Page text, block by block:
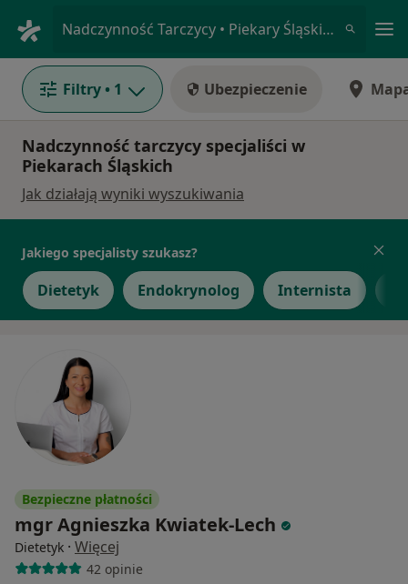
Nadczynność Tarczycy • Piekary Śląskie, śląskie
Filtry • 1 Ubezpieczenie
Nadczynność tarczycy specjaliści w
Piekarach Śląskich
Jak działają wyniki wyszukiwania
Jakiego specjalisty szukasz?
Dietetyk Endokrynolog Internista
Bezpieczne płatności
mgr Agnieszka Kwiatek-Lech
Dietetyk · Więcej
42 opinie